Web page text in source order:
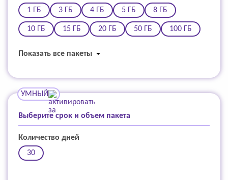
1 ГБ
3 ГБ 4 ГБ 5 ГБ 8 ГБ
10 ГБ 15 ГБ 20 ГБ 50 ГБ 100 ГБ
Показать все пакеты
УМНЫЙ
Выберите срок и объем пакета
Количество дней
30